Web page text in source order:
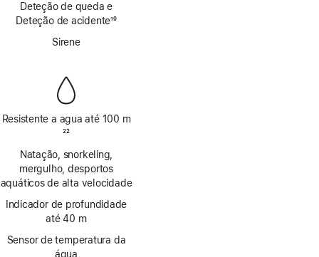
rodapé
Deteção de queda e
Deteção de acidente10
Sirene
Resistente a agua até 100 m
rodapé
22
Natação, snorkeling,
mergulho, desportos
aquáticos de alta velocidade
Indicador de profundidade
até 40 m
Sensor de temperatura da
água